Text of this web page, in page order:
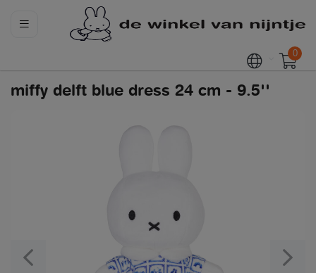
0
miffy delft blue dress 24 cm - 9.5''